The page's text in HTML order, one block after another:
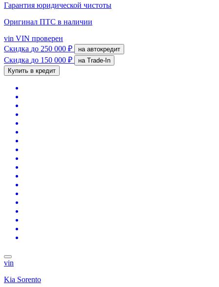
Гарантия юридической чистоты
Оригинал ПТС в наличии
vin VIN проверен
Скидка до 250 000 ₽ на автокредит
Скидка до 150 000 ₽
на Trade-In
Купить в кредит
vin
Kia Sorento